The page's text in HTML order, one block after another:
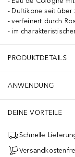
Duftikone seit über
verfeinert durch
im
PRODUKTDETAILS
ANWENDUNG
DEINE VORTEILE
Schnelle